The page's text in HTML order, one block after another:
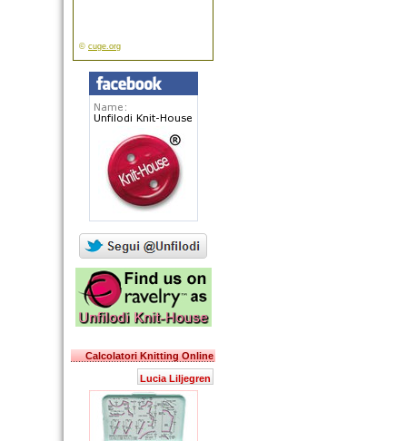
© cuge.org
Calcolatori Knitting Online
Lucia Liljegren